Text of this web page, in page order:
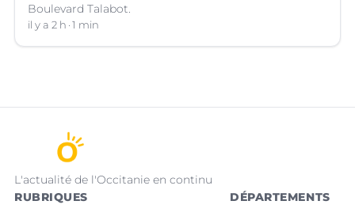
Boulevard Talabot.
il y a 2 h 1 min
L'actualité de l'Occitanie en continu
RUBRIQUES
DÉPARTEMENTS